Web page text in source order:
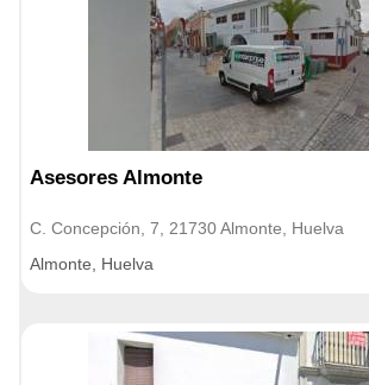
Asesores Almonte
C. Concepción, 7, 21730 Almonte, Huelva
Almonte, Huelva